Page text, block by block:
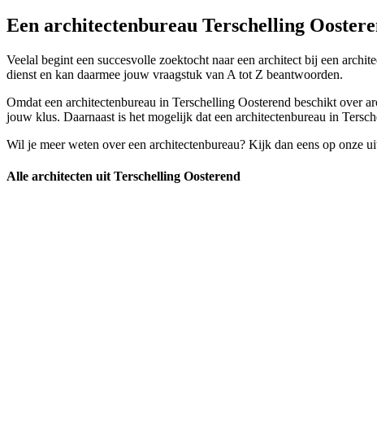
Een architectenbureau Terschelling
Veelal begint een succesvolle zoektocht naar een architect bij een
dienst en kan daarmee jouw vraagstuk van A tot Z beantwoorden.
Omdat een architectenbureau in Terschelling Oosterend beschikt over
jouw klus. Daarnaast is het mogelijk dat een architectenbureau in
Wil je meer weten over een architectenbureau? Kijk dan eens op onze
Alle architecten uit Terschelling Oosterend